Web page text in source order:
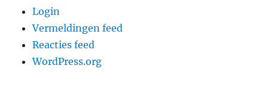
Login
Vermeldingen feed
Reacties feed
WordPress.org